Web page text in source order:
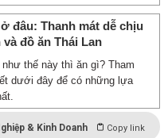
đâu: Thanh mát dễ chịu
đồ ăn Thái Lan
thế này thì ăn gì? Tham
dưới đây để có những lựa
& Kinh Doanh Copy link